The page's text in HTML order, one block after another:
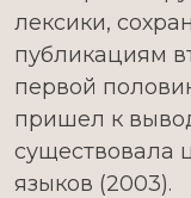
лексики,
публикациям
первой
пришел к
существовала
языков (2003).